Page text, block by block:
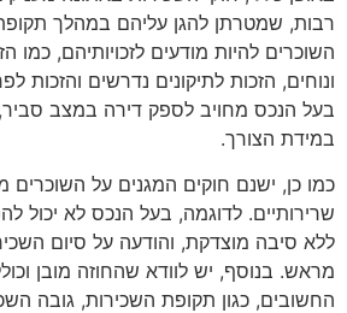
רבות, שמטרתן להגן עליהם במהלך
השוכרים להיות מודעים לזכויותיהם, כמו
ונוחים, הזכות לתיקונים נדרשים והזכות
בעל הנכס מחויב לספק דירה במצב סביר,
במידת הצורך.
כמו כן, ישנם חוקים המגנים על השוכרים
שרירותיים. לדוגמה, בעל הנכס לא יכול
ללא סיבה מוצדקת, והודעה על סיום
מראש. בנוסף, יש לוודא שהחוזה מובן
החשובים, כגון תקופת השכירות, גובה